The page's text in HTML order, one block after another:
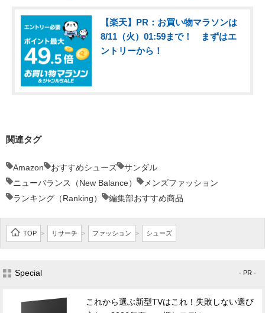
【楽天】PR：お買い物マラソンは
8/11（火）01:59まで！ まずはエ
ントリーから！
関連タグ
Amazon おすすめシューズ
サンダル
ニューバランス（New Balance）
メンズファッション
ランキング（Ranking）
編集部おすすめ商品
TOP > リサーチ > ファッション > シューズ
Special - PR -
これから選ぶ新型TVはこれ！失敗しない選び